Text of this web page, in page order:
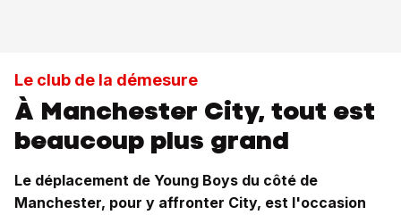
Le club de la démesure
À Manchester City, tout est
beaucoup plus grand
Le déplacement de Young Boys du côté de
Manchester, pour y affronter City, est l'occasion